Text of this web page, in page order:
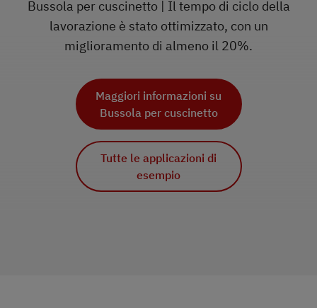
Bussola per cuscinetto | Il tempo di ciclo della
lavorazione è stato ottimizzato, con un
miglioramento di almeno il 20%.
Maggiori informazioni su
Bussola per cuscinetto
Tutte le applicazioni di
esempio
Maggiori informazioni su
Articolazione ginocchio
Tutte le applicazioni di
Maggiori informazioni su
Forcella
Tutte le applicazioni di
esempio